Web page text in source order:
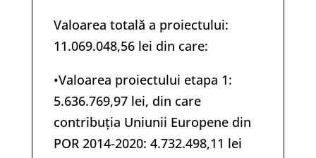
Valoarea totală a proiectului:
11.069.048,56 lei din care:
•Valoarea proiectului etapa 1:
5.636.769,97 lei, din care
contribuția Uniunii Europene din
POR 2014-2020: 4.732.498,11 lei